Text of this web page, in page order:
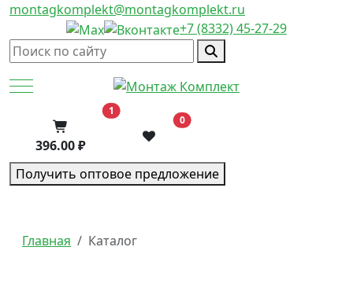
montagkomplekt@montagkomplekt.ru
+7 (8332) 45-27-29
Mobile Menu Toggle
1 В корзину
396.00 ₽
0
Получить оптовое предложение
Главная Каталог